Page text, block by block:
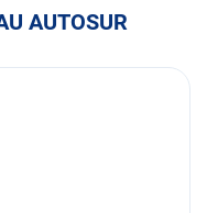
AUTOSUR